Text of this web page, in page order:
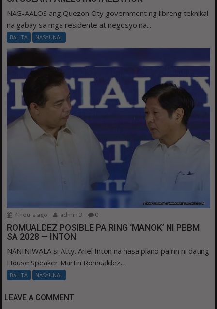
NAG-AALOS ang Quezon City government ng libreng teknikal
na gabay sa mga residente at negosyo na...
BALITA NASYUNAL
4 hours ago admin 3 0
ROMUALDEZ POSIBLE PA RING ‘MANOK’ NI PBBM
SA 2028 — INTON
NANINIWALA si Atty. Ariel Inton na nasa plano pa rin ni dating
House Speaker Martin Romualdez...
BALITA NASYUNAL
LEAVE A COMMENT